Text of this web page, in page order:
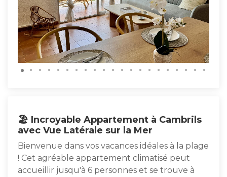
🏖️ Incroyable Appartement à Cambrils
avec Vue Latérale sur la Mer
Bienvenue dans vos vacances idéales à la plage
! Cet agréable appartement climatisé peut
accueillir jusqu'à 6 personnes et se trouve à